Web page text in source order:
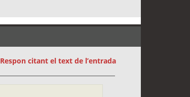
Respon citant el text de l’entrada